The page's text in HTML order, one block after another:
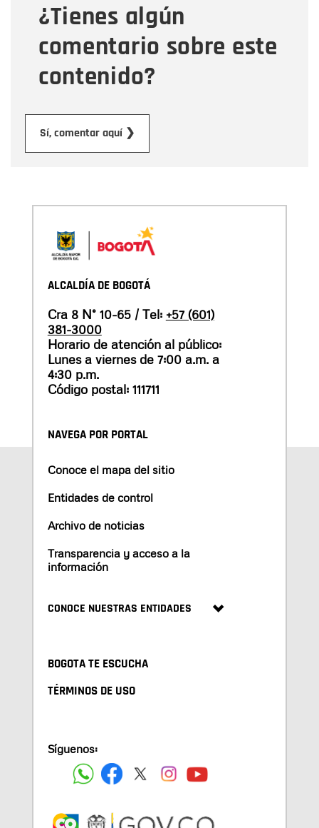
¿Tienes algún
comentario sobre este
contenido?
Sí, comentar aquí ❯
Mensaje
ALCALDÍA DE BOGOTÁ
Cra 8 N° 10-65 / Tel: +57 (601)
381-3000
Horario de atención al público:
Lunes a viernes de 7:00 a.m. a
4:30 p.m.
Código postal: 111711
NAVEGA POR PORTAL
Conoce el mapa del sitio
Entidades de control
Archivo de noticias
Transparencia y acceso a la
información
CONOCE NUESTRAS ENTIDADES
BOGOTA TE ESCUCHA
TÉRMINOS DE USO
Síguenos: